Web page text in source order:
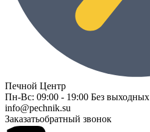
Печной Центр
Пн-Вс: 09:00 - 19:00 Без выходных
info@pechnik.su
Заказатьобратный звонок